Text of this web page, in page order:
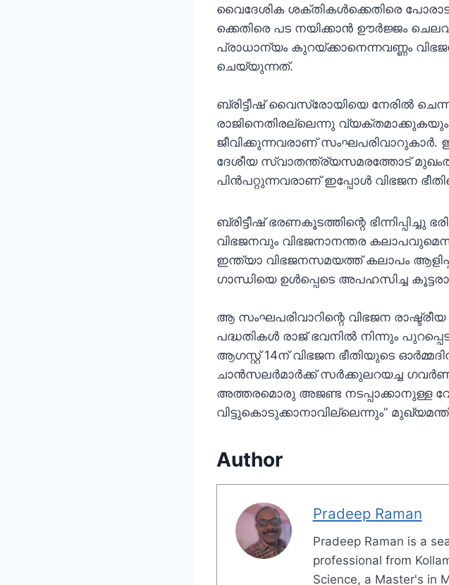
വൈദേശിക ശക്തികള്‍ക്കെതിരെ
ക്കെതിരെ പട നയിക്കാന്‍ ഊര്‍ജ്ജം
പ്രാധാന്യം കുറയ്ക്കാനെന്നവണ്ണം
ചെയ്യുന്നത്.
ബ്രിട്ടീഷ് വൈസ്രോയിയെ നേരില്‍
രാജിനെതിരല്ലെന്നു
ജീവിക്കുന്നവരാണ് സംഘപരിവാറുകാര്‍.
ദേശീയ സ്വാതന്ത്ര്യസമരത്തോട്
പിന്‍പറ്റുന്നവരാണ് ഇപ്പോള്‍ വിഭജന
ബ്രിട്ടീഷ് ഭരണകൂടത്തിന്റെ
വിഭജനവും വിഭജനാനന്തര
ഇന്ത്യാ വിഭജനസമയത്ത് കലാപം
ഗാന്ധിയെ ഉള്‍പ്പെടെ അപഹസിച്ച
ആ സംഘപരിവാറിന്റെ വിഭജന
പദ്ധതികള്‍ രാജ് ഭവനില്‍ നിന്നും
ആഗസ്റ്റ് 14ന് വിഭജന ഭീതിയുടെ
ചാന്‍സലര്‍മാര്‍ക്ക് സര്‍ക്കുലറയച്ച
അത്തരമൊരു അജണ്ട നടപ്പാക്കാനുള്ള
വിട്ടുകൊടുക്കാനാവില്ലെന്നും”
Author
Pradeep Raman
Pradeep Raman is a
professional from
Science, a Master's in